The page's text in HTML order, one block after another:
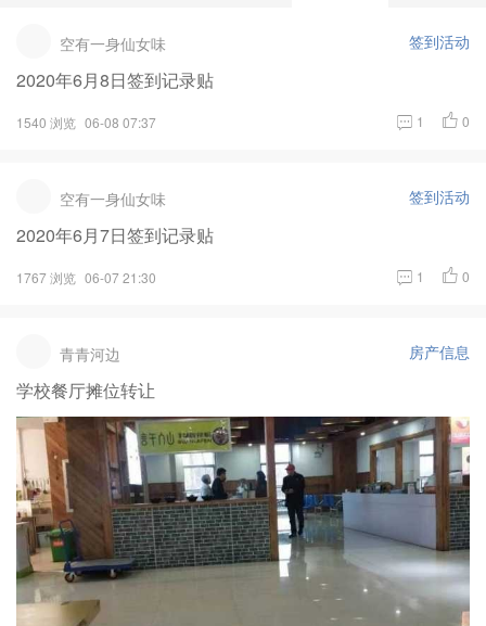
空有一身仙女味 签到活动
2020年6月8日签到记录贴
1540 浏览 06-08 07:37 1 0
空有一身仙女味 签到活动
2020年6月7日签到记录贴
1767 浏览 06-07 21:30 1 0
青青河边 房产信息
学校餐厅摊位转让